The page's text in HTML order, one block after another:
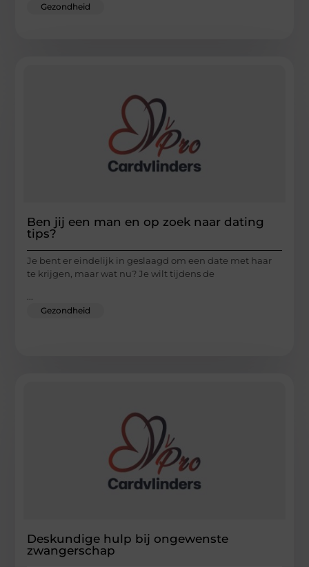
Gezondheid
Ben jij een man en op zoek naar dating
tips?
Je bent er eindelijk in geslaagd om een date met haar
te krijgen, maar wat nu? Je wilt tijdens de
...
Gezondheid
Deskundige hulp bij ongewenste
zwangerschap